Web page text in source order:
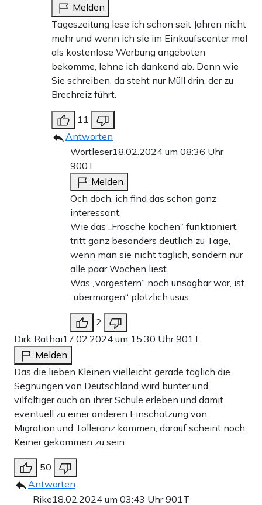
Melden
Tageszeitung lese ich schon seit Jahren nicht
mehr und wenn ich sie im Einkaufscenter mal
als kostenlose Werbung angeboten
bekomme, lehne ich dankend ab. Denn wie
Sie schreiben, da steht nur Müll drin, der zu
Brechreiz führt.
11
Antworten
Wortleser18.02.2024 um 08:36 Uhr
900T
Melden
Och doch, ich find das schon ganz
interessant.
Wie das „Frösche kochen“ funktioniert,
tritt ganz besonders deutlich zu Tage,
wenn man sie nicht täglich, sondern nur
alle paar Wochen liest.
Was „vorgestern“ noch unsagbar war, ist
„übermorgen“ plötzlich usus.
2
Dirk Rathai17.02.2024 um 15:30 Uhr901T
Melden
Das die lieben Kleinen vielleicht gerade täglich die
Segnungen von Deutschland wird bunter und
vilfältiger auch an ihrer Schule erleben und damit
eventuell zu einer anderen Einschätzung von
Migration und Tolleranz kommen, darauf scheint noch
Keiner gekommen zu sein.
50
Antworten
Rike18.02.2024 um 03:43 Uhr901T